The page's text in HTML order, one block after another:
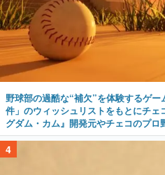
野球部の過酷な“補欠”を体験するゲ
件」のウィッシュリストをもとにチ
グダム・カム』開発元やチェコのプロ
4